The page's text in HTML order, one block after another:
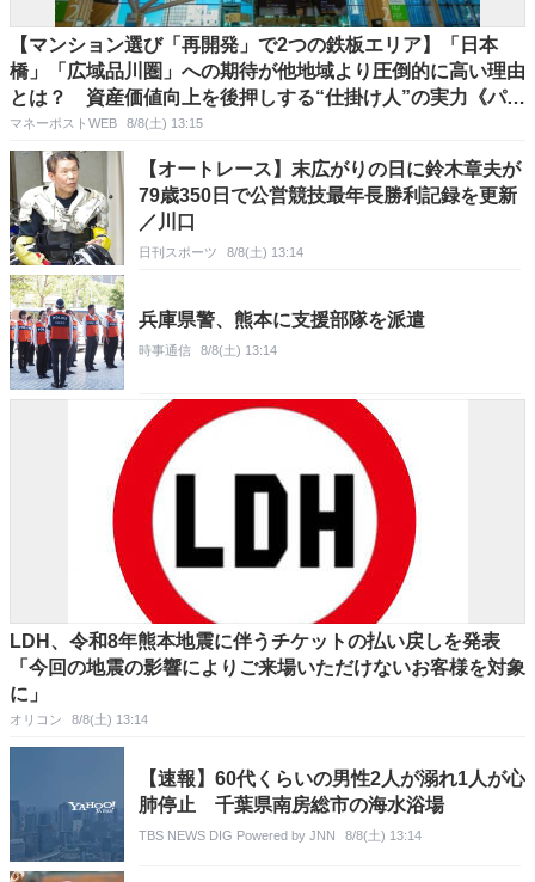
【マンション選び「再開発」で2つの鉄板エリア】「日本
橋」「広域品川圏」への期待が他地域より圧倒的に高い理由
とは？ 資産価値向上を後押しする“仕掛け人”の実力《パン
ダ不動産氏が解説》
マネーポストWEB 8/8(土) 13:15
【オートレース】末広がりの日に鈴木章夫が
79歳350日で公営競技最年長勝利記録を更新
／川口
日刊スポーツ 8/8(土) 13:14
兵庫県警、熊本に支援部隊を派遣
時事通信 8/8(土) 13:14
LDH、令和8年熊本地震に伴うチケットの払い戻しを発表
「今回の地震の影響によりご来場いただけないお客様を対象
に」
オリコン 8/8(土) 13:14
【速報】60代くらいの男性2人が溺れ1人が心
肺停止 千葉県南房総市の海水浴場
TBS NEWS DIG Powered by JNN 8/8(土) 13:14